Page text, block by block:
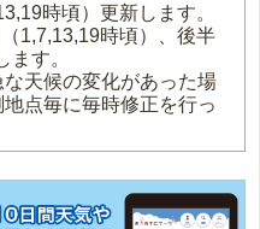
時頃）更新します。
1,7,13,19時頃）、後半
す。
天候の変化があった場
点毎に毎時修正を行っ